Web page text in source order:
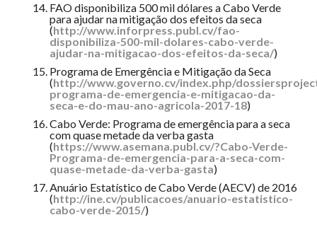
FAO disponibiliza 500 mil dólares a Cabo Verde
para ajudar na mitigação dos efeitos da seca
(http://www.inforpress.publ.cv/fao-
disponibiliza-500-mil-dolares-cabo-verde-
ajudar-na-mitigacao-dos-efeitos-da-seca/)
Programa de Emergência e Mitigação da Seca
(http://www.governo.cv/index.php/
programa-de-emergencia-e-mitigacao-da-
seca-e-do-mau-ano-agricola-2017-18)
Cabo Verde: Programa de emergência para a seca
com quase metade da verba gasta
(https://www.asemana.publ.cv/?Cabo-Verde-
Programa-de-emergencia-para-a-seca-com-
quase-metade-da-verba-gasta)
Anuário Estatístico de Cabo Verde (AECV) de 2016
(http://ine.cv/publicacoes/anuario-estatistico-
cabo-verde-2015/)